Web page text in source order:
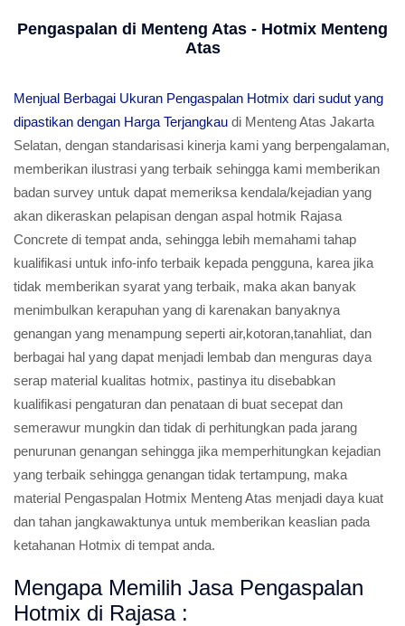
Pengaspalan di Menteng Atas - Hotmix Menteng
Atas
Menjual Berbagai Ukuran Pengaspalan Hotmix dari sudut yang
dipastikan dengan Harga Terjangkau di Menteng Atas Jakarta
Selatan, dengan standarisasi kinerja kami yang berpengalaman,
memberikan ilustrasi yang terbaik sehingga kami memberikan
badan survey untuk dapat memeriksa kendala/kejadian yang
akan dikeraskan pelapisan dengan aspal hotmik Rajasa
Concrete di tempat anda, sehingga lebih memahami tahap
kualifikasi untuk info-info terbaik kepada pengguna, karea jika
tidak memberikan syarat yang terbaik, maka akan banyak
menimbulkan kerapuhan yang di karenakan banyaknya
genangan yang menampung seperti air,kotoran,tanahliat, dan
berbagai hal yang dapat menjadi lembab dan menguras daya
serap material kualitas hotmix, pastinya itu disebabkan
kualifikasi pengaturan dan penataan di buat secepat dan
semerawur mungkin dan tidak di perhitungkan pada jarang
penurunan genangan sehingga jika memperhitungkan kejadian
yang terbaik sehingga genangan tidak tertampung, maka
material Pengaspalan Hotmix Menteng Atas menjadi daya kuat
dan tahan jangkawaktunya untuk memberikan keaslian pada
ketahanan Hotmix di tempat anda.
Mengapa Memilih Jasa Pengaspalan
Hotmix di Rajasa :